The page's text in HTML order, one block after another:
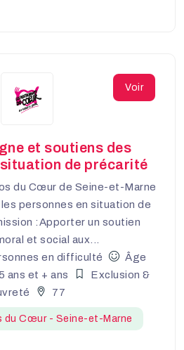
Voir
et soutiens des
de précarité
du Cœur de Seine-et-Marne
personnes en situation de
:Apporter un soutien
et social aux...
en difficulté
Âge
ans et + ans
Exclusion &
77
du Cœur - Seine-et-Marne